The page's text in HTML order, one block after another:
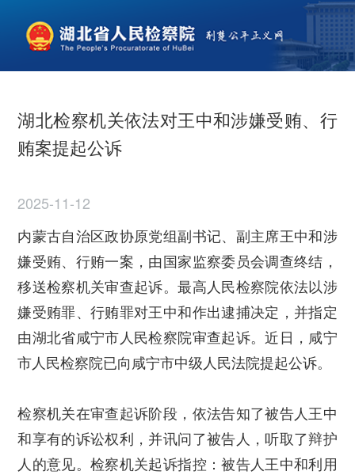
湖北检察机关依法对王中和涉嫌受贿、行
贿案提起公诉
2025-11-12
内蒙古自治区政协原党组副书记、副主席王中和涉
嫌受贿、行贿一案，由国家监察委员会调查终结，
移送检察机关审查起诉。最高人民检察院依法以涉
嫌受贿罪、行贿罪对王中和作出逮捕决定，并指定
由湖北省咸宁市人民检察院审查起诉。近日，咸宁
市人民检察院已向咸宁市中级人民法院提起公诉。
检察机关在审查起诉阶段，依法告知了被告人王中
和享有的诉讼权利，并讯问了被告人，听取了辩护
人的意见。检察机关起诉指控：被告人王中和利用